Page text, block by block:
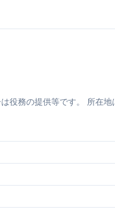
務の提供等です。 所在